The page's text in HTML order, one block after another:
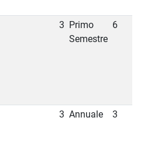
3 Primo
Semestre
6
3 Annuale 3